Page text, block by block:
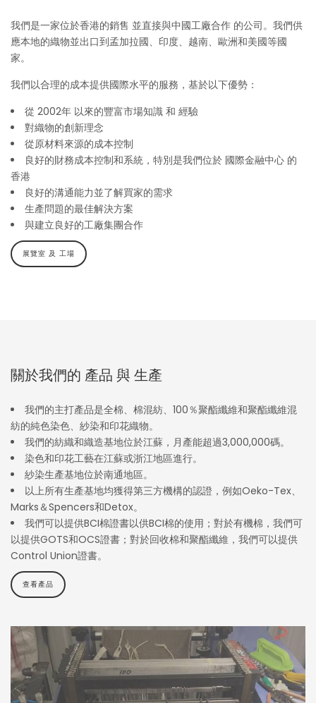
我們是一家位於香港的銷售 並直接與中國工廠合作 的公司。我們供
應本地的織物並出口到孟加拉國、印度、越南、歐洲和美國等國
家。
我們以合理的成本提供國際水平的服務，基於以下優勢：
從 2002年 以來的豐富市場知識 和 經驗
對織物的創新理念
從原材料來源的成本控制
良好的財務成本控制和系統，特別是我們位於 國際金融中心 的
香港
良好的溝通能力並了解買家的需求
生產問題的最佳解決方案
與建立良好的工廠集團合作
展覽室 及 工場
關於我們的 產品 與 生產
我們的主打產品是全棉、棉混紡、100％聚酯纖維和聚酯纖維混
紡的純色染色、紗染和印花織物。
我們的紡織和織造基地位於江蘇，月產能超過3,000,000碼。
染色和印花工藝在江蘇或浙江地區進行。
紗染生產基地位於南通地區。
以上所有生產基地均獲得第三方機構的認證，例如Oeko-Tex、
Marks＆Spencers和Detox。
我們可以提供BCI棉證書以供BCI棉的使用；對於有機棉，我們可
以提供GOTS和OCS證書；對於回收棉和聚酯纖維，我們可以提供
Control Union證書。
查看產品